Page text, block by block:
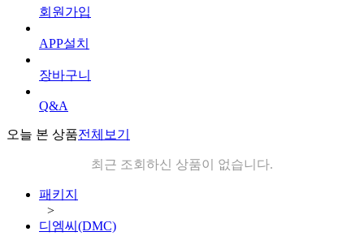
회원가입
APP설치
장바구니
Q&A
오늘 본 상품전체보기
최근 조회하신 상품이 없습니다.
패키지
>
디엠씨(DMC)